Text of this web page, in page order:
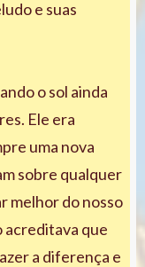
e suas
o sol ainda
Ele era
uma nova
sobre qualquer
melhor do nosso
acreditava que
a diferença e